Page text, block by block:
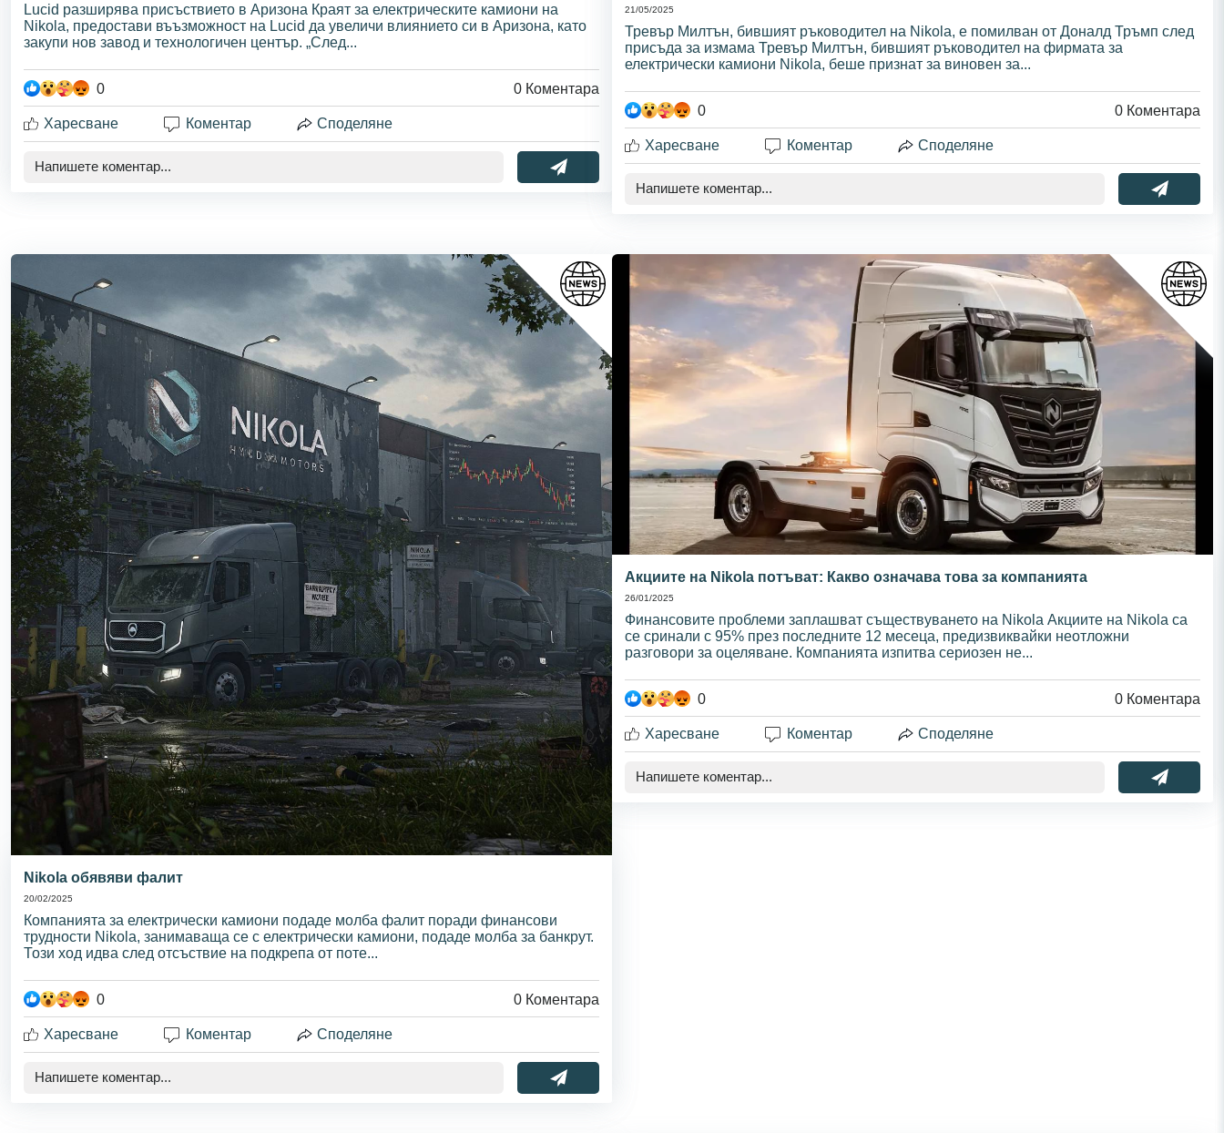
Lucid разширява присъствието в Аризона Краят за електрическите камиони на
Nikola, предостави въъзможност на Lucid да увеличи влиянието си в Аризона, като
закупи нов завод и технологичен център. „След...
0 0 Коментара
Харесване Коментар Споделяне
21/05/2025
Тревър Милтън, бившият ръководител на Nikola, е помилван от Доналд Тръмп след
присъда за измама Тревър Милтън, бившият ръководител на фирмата за
електрически камиони Nikola, беше признат за виновен за...
0 0 Коментара
Харесване Коментар Споделяне
Nikola обявяви фалит
20/02/2025
Компанията за електрически камиони подаде молба фалит поради финансови
трудности Nikola, занимаваща се с електрически камиони, подаде молба за банкрут.
Този ход идва след отсъствие на подкрепа от поте...
0 0 Коментара
Харесване Коментар Споделяне
Акциите на Nikola потъват: Какво означава това за компанията
26/01/2025
Финансовите проблеми заплашват съществуването на Nikola Акциите на Nikola са
се сринали с 95% през последните 12 месеца, предизвиквайки неотложни
разговори за оцеляване. Компанията изпитва сериозен не...
0 0 Коментара
Харесване Коментар Споделяне